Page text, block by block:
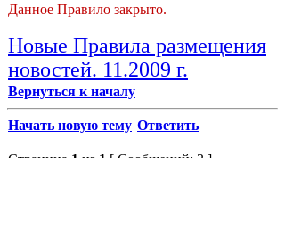
Данное Правило закрыто.
Новые Правила размещения
новостей. 11.2009 г.
Вернуться к началу
Начать новую тему Ответить
Страница 1 из 1 [ Сообщений: 3 ]